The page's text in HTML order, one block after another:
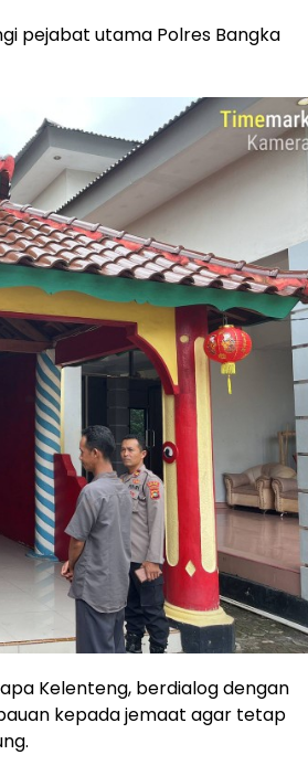
pejabat utama Polres Bangka
Kelenteng, berdialog dengan
kepada jemaat agar tetap